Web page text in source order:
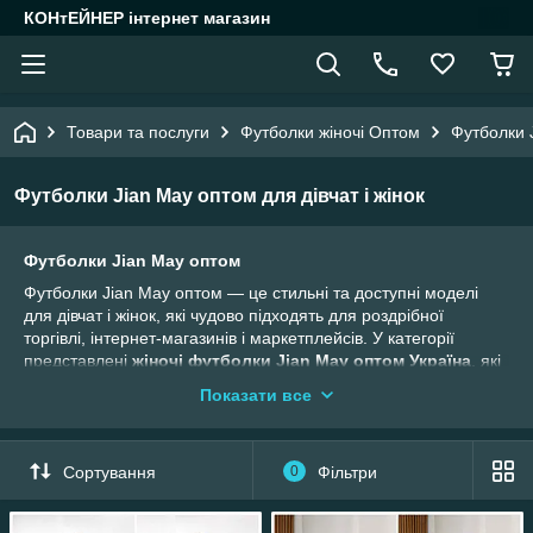
КОНтЕЙНЕР інтернет магазин
Товари та послуги Футболки жіночі Оптом Футболки
Футболки Jian May оптом для дівчат і жінок
Футболки Jian May оптом
Футболки Jian May оптом — це стильні та доступні моделі
для дівчат і жінок, які чудово підходять для роздрібної
торгівлі, інтернет-магазинів і маркетплейсів. У категорії
представлені жіночі футболки Jian May оптом Україна , які
широким вибором розмірів.
Ви можетекупити футболки Jian May оптом недорого,
формуючи асортимент із популярних моделей, які стабільно
продаються. Напишіть нам у
айбер
для швидкого
замовлення
Показати все
Сортування 0 Фільтри